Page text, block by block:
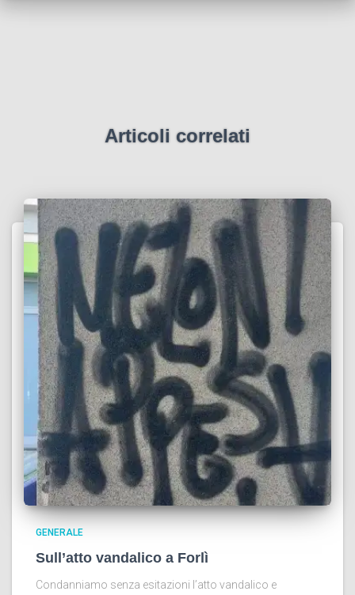
Articoli correlati
GENERALE
Sull’atto vandalico a Forlì
Condanniamo senza esitazioni l’atto vandalico e